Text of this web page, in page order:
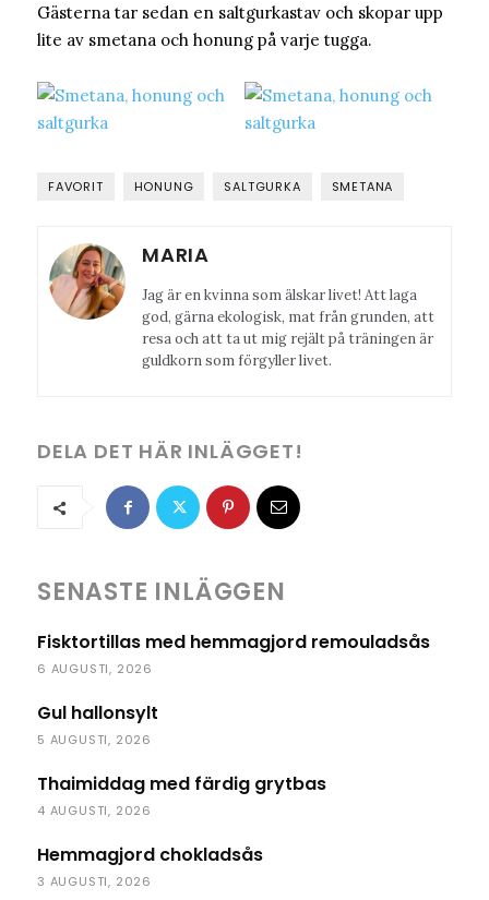
Gästerna tar sedan en saltgurkastav och skopar upp
lite av smetana och honung på varje tugga.
FAVORIT HONUNG SALTGURKA SMETANA
MARIA
Jag är en kvinna som älskar livet! Att laga
god, gärna ekologisk, mat från grunden, att
resa och att ta ut mig rejält på träningen är
guldkorn som förgyller livet.
DELA DET HÄR INLÄGGET!
SENASTE INLÄGGEN
Fisktortillas med hemmagjord remouladsås
6 AUGUSTI, 2026
Gul hallonsylt
5 AUGUSTI, 2026
Thaimiddag med färdig grytbas
4 AUGUSTI, 2026
Hemmagjord chokladsås
3 AUGUSTI, 2026